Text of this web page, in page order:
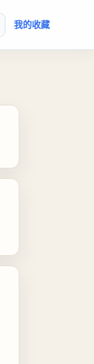
我的收藏